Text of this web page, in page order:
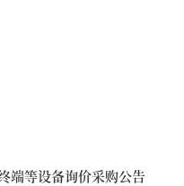
端等设备询价采购公告